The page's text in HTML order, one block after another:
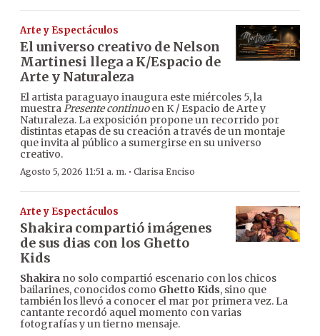
Arte y Espectáculos
El universo creativo de Nelson
Martinesi llega a K/Espacio de
Arte y Naturaleza
El artista paraguayo inaugura este miércoles 5, la
muestra Presente continuoen K / Espacio de Arte y
Naturaleza. La exposición propone un recorrido por
distintas etapas de su creación a través de un montaje
que invita al público a sumergirse en su universo
creativo.
Agosto 5, 2026 11:51 a. m. · Clarisa Enciso
Arte y Espectáculos
Shakira compartió imágenes
de sus dias con los Ghetto
Kids
Shakira no solo compartió escenario con los chicos
bailarines, conocidos como Ghetto Kids, sino que
también los llevó a conocer el mar por primera vez. La
cantante recordó aquel momento con varias
fotografías y un tierno mensaje.